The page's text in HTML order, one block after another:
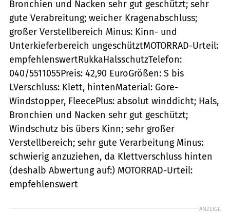
Bronchien und Nacken sehr gut geschützt; sehr
gute Verabreitung; weicher Kragenabschluss;
großer Verstellbereich Minus: Kinn- und
Unterkieferbereich ungeschütztMOTORRAD-Urteil:
empfehlenswertRukkaHalsschutzTelefon:
040/5511055Preis: 42,90 EuroGrößen: S bis
LVerschluss: Klett, hintenMaterial: Gore-
Windstopper, FleecePlus: absolut winddicht; Hals,
Bronchien und Nacken sehr gut geschützt;
Windschutz bis übers Kinn; sehr großer
Verstellbereich; sehr gute Verarbeitung Minus:
schwierig anzuziehen, da Klettverschluss hinten
(deshalb Abwertung auf:) MOTORRAD-Urteil:
empfehlenswert
ANZEIGE